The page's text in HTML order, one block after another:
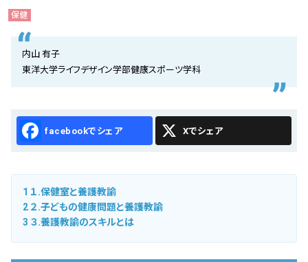
DRP医療情報館とは?
会社概要
お知らせ
保健
内山 有子
東洋大学ライフデザイン学部健康スポーツ学科
Facebook X
1 １.保健室と養護教諭
2 ２.子どもの健康問題と養護教諭
3 ３.養護教諭のスキルとは